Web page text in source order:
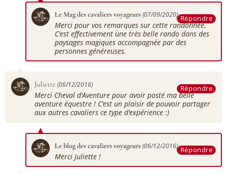
Le Mag des cavaliers voyageurs (07/09/2020) Répondre
Merci pour vos remarques sur cette randonnée.
C'est effectivement une très belle rando dans des
paysages magiques accompagnée par des
personnes généreuses.
Juliette (06/12/2016) Répondre
Merci Cheval d'Aventure pour avoir posté ma belle
aventure équestre ! C'est un plaisir de pouvoir partager
aux autres cavaliers ce type d'expérience :)
Le blog des cavaliers voyageurs (06/12/2016) Répondre
Merci Juliette !